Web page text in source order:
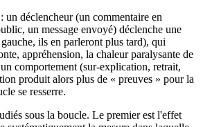
déclencheur (un commentaire en
un message envoyé) déclenche une
ils en parleront plus tard), qui
appréhension, la chaleur paralysante de
comportement (sur-explication, retrait,
produit alors plus de « preuves » pour la
se resserre.
sous la boucle. Le premier est l'effet